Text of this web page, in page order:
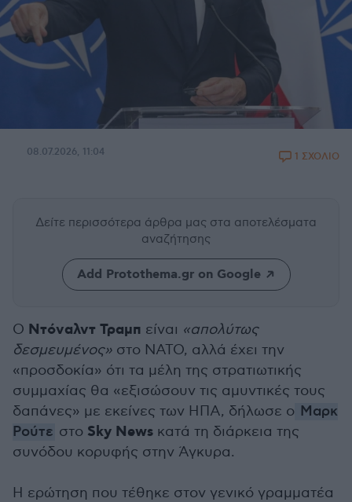
08.07.2026, 11:04 1 ΣΧΟΛΙΟ
Δείτε περισσότερα άρθρα μας στα αποτελέσματα
αναζήτησης
Add Protothema.gr on Google
Ο Ντόναλντ Τραμπ είναι «απολύτως
δεσμευμένος» στο ΝΑΤΟ, αλλά έχει την
«προσδοκία» ότι τα μέλη της στρατιωτικής
συμμαχίας θα «εξισώσουν τις αμυντικές τους
δαπάνες» με εκείνες των ΗΠΑ, δήλωσε ο Μαρκ
Ρούτε στο Sky News κατά τη διάρκεια της
συνόδου κορυφής στην Άγκυρα.
Η ερώτηση που τέθηκε στον γενικό γραμματέα